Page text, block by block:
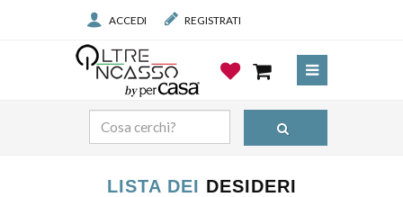
ACCEDI REGISTRATI
LISTA DEI DESIDERI